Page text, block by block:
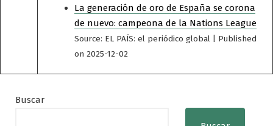
La generación de oro de España se corona
de nuevo: campeona de la Nations League
Source: EL PAÍS: el periódico global
Published
on 2025-12-02
Buscar